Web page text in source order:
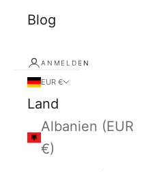
Blog
ANMELDEN
EUR €
Land
Albanien (EUR
€)